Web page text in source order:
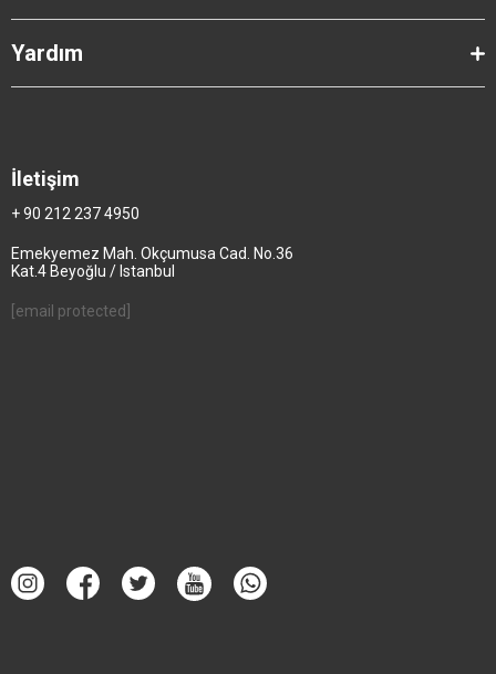
Yardım
İletişim
+ 90 212 237 4950
Emekyemez Mah. Okçumusa Cad. No.36
Kat.4 Beyoğlu / Istanbul
[email protected]